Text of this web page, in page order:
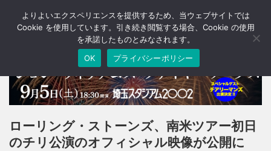
T
o
a
v
i
g
ローリング・ストーンズ、南米ツアー初日
のチリ公演のオフィシャル映像が公開に
よりよいエクスペリエンスを提供するため、当ウェブサイトでは
Cookie を使用しています。引き続き閲覧する場合、Cookie の使用
を承諾したものとみなされます。
OK
プライバシーポリシー